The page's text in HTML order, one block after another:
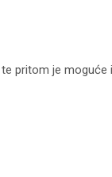
pritom je moguće